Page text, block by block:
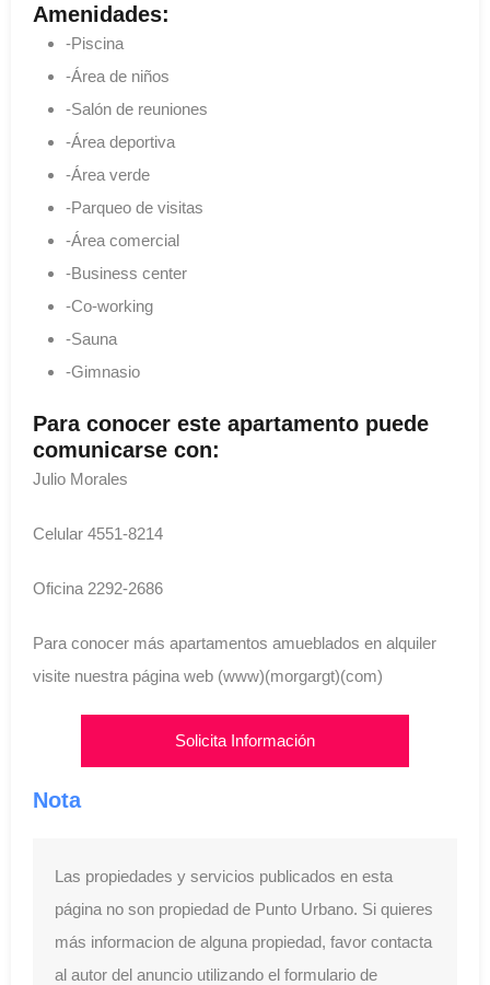
Amenidades:
-Piscina
-Área de niños
-Salón de reuniones
-Área deportiva
-Área verde
-Parqueo de visitas
-Área comercial
-Business center
-Co-working
-Sauna
-Gimnasio
Para conocer este apartamento puede
comunicarse con:
Julio Morales
Celular 4551-8214
Oficina 2292-2686
Para conocer más apartamentos amueblados en alquiler
visite nuestra página web (www)(morgargt)(com)
Solicita Información
Nota
Las propiedades y servicios publicados en esta
página no son propiedad de Punto Urbano. Si quieres
más informacion de alguna propiedad, favor contacta
al autor del anuncio utilizando el formulario de